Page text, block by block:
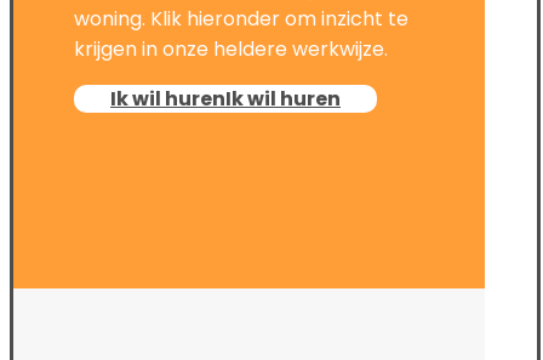
woning. Klik hieronder om inzicht te
krijgen in onze heldere werkwijze.
Ik wil hurenIk wil huren